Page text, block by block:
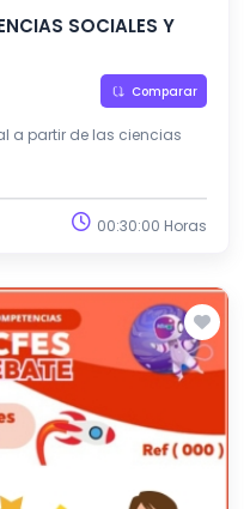
SOCIALES Y
Comparar
a partir de las ciencias
00:30:00 Horas